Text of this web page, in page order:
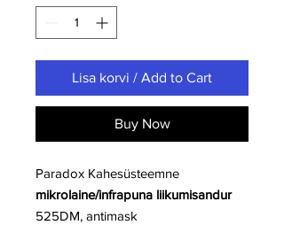
Lisa korvi / Add to Cart
Buy Now
Paradox Kahesüsteemne
mikrolaine/infrapuna liikumisandur
525DM, antimask